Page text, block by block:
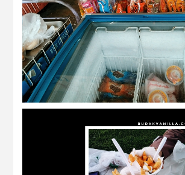
march 2020 | before the
movement order